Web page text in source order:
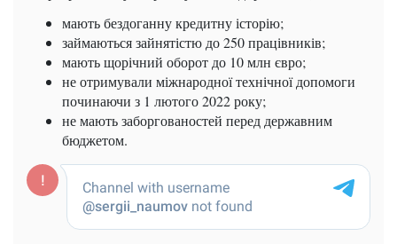
мають бездоганну кредитну історію;
займаються зайнятістю до 250 працівників;
мають щорічний оборот до 10 млн євро;
не отримували міжнародної технічної допомоги
починаючи з 1 лютого 2022 року;
не мають заборгованостей перед державним
бюджетом.